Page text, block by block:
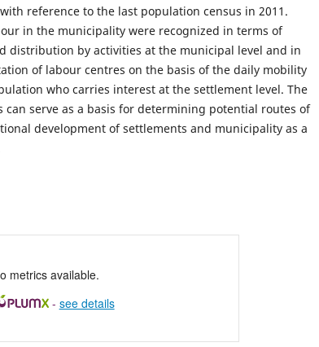
reference to the last population census in 2011.
in the municipality were recognized in terms of
distribution by activities at the municipal level and in
of labour centres on the basis of the daily mobility
who carries interest at the settlement level. The
can serve as a basis for determining potential routes of
development of settlements and municipality as a
metrics available.
- see details